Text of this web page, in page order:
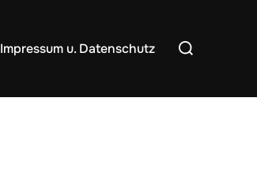
Impressum u. Datenschutz
Suchen
nach: